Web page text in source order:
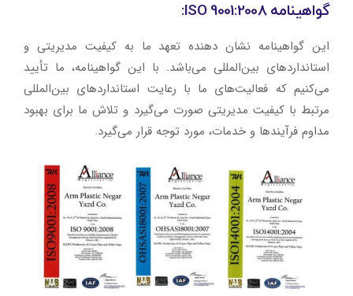
گواهینامه ISO 9001:2008:
این گواهینامه نشان دهنده تعهد ما به کیفیت مدیریتی و
استانداردهای بین‌المللی می‌باشد. با این گواهینامه، ما تأیید
می‌کنیم که فعالیت‌های ما با رعایت استانداردهای بین‌المللی
مرتبط با کیفیت مدیریتی صورت می‌گیرد و تلاش ما برای بهبود
مداوم فرآیندها و خدمات، مورد توجه قرار می‌گیرد.